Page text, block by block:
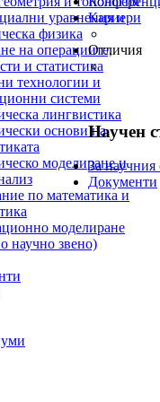
уравнения и
физика
на операциите,
и статистика
технологии и
системи
лингвистика
основи на
моделиране и
по математика и
моделиране
научно звено)
Кариери
Отличия
Научен
За научния
Документи